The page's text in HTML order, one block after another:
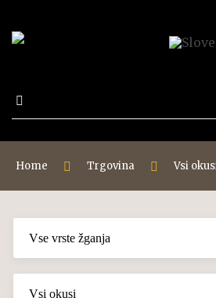
Išči:
Home Trgovina Vsi